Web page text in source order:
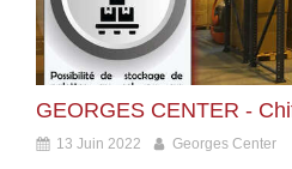
GEORGES CENTER -
13 Juin 2022 Georges Center